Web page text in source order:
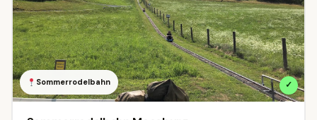
Sommerrodelbahn ✓